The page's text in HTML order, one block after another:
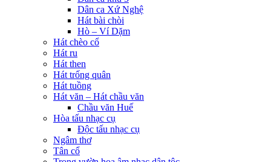
Dân ca Xứ Nghệ
Hát bài chòi
Hò – Ví Dặm
Hát chèo cổ
Hát ru
Hát then
Hát trống quân
Hát tuồng
Hát văn – Hát chầu văn
Chầu văn Huế
Hòa tấu nhạc cụ
Độc tấu nhạc cụ
Ngâm thơ
Tân cổ